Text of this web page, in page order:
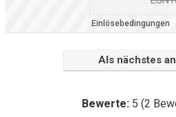
Einlösebedingungen
Als nächstes
Bewerte: 5 (2